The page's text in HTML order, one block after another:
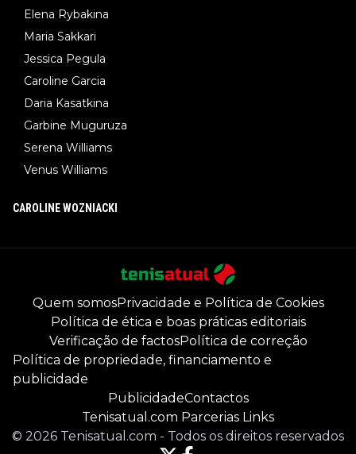
Elena Rybakina
Maria Sakkari
Jessica Pegula
Caroline Garcia
Daria Kasatkina
Garbine Muguruza
Serena Williams
Venus Williams
CAROLINE WOZNIACKI
Quem somosPrivacidade e Política de Cookies
Política de ética e boas práticas editoriais
Verificação de factosPolítica de correção
Política de propriedade, financiamento e
publicidade
PublicidadeContactos
Tenisatual.com Parcerias Links
© 2026 Tenisatual.com - Todos os direitos reservados